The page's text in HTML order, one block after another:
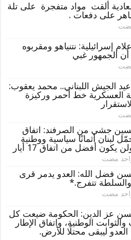
ألقت مواد متفجرة على تلة
على دفعات .
إسرائيلية: نتنياهو ومقربوه
أن الجمهور غبي
الجيش اللبناني.. محمد يعقوب:
العسكرية خط أحمر وركيزة
جشي من الصرفند: اتفاق
لبنان أثمانًا سياسية ووطنية
يكون أفضل من اتفاق 17 أيار
مضت
فضل الله: العدو يدمر قرى
والسلطة تتفرج.*
مضت
عز الدين: الحكومة ضيعت كل
والثوابت الوطنية، واتفاق الإطار
ليبقى محتلًا للأرض.